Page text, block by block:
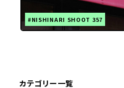
#NISHINARI SHOOT 357
カテゴリー一覧